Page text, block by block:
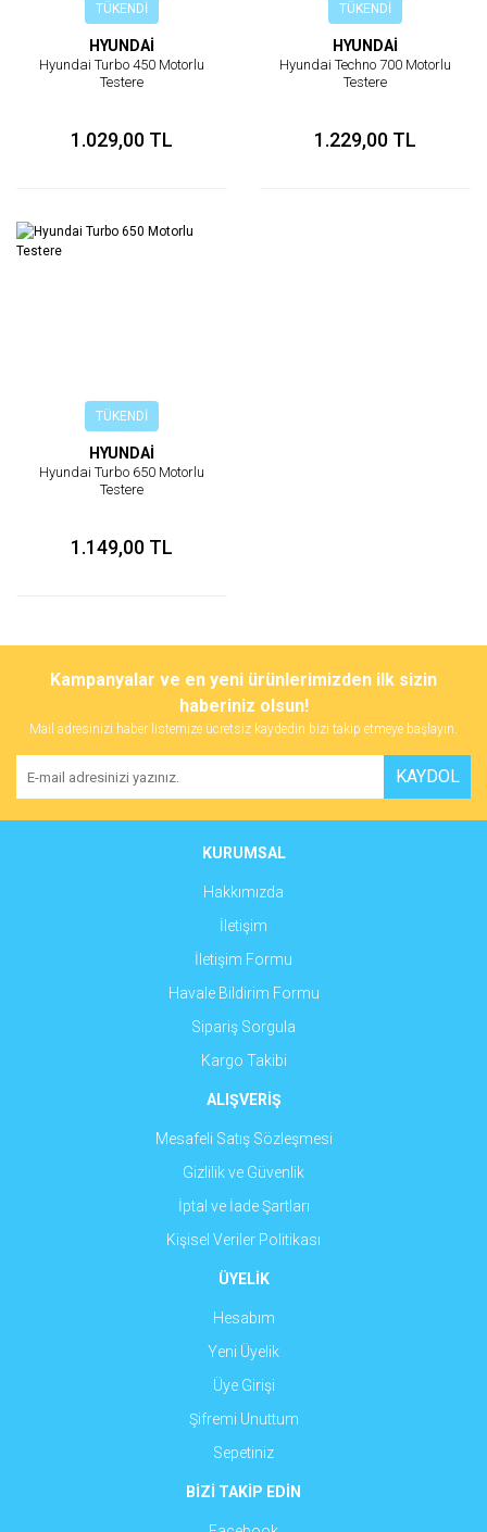
TÜKENDİ
HYUNDAİ
Hyundai Turbo 450 Motorlu
Testere
1.029,00 TL
TÜKENDİ
HYUNDAİ
Hyundai Techno 700 Motorlu
Testere
1.229,00 TL
TÜKENDİ
HYUNDAİ
Hyundai Turbo 650 Motorlu
Testere
1.149,00 TL
Kampanyalar ve en yeni ürünlerimizden ilk sizin
haberiniz olsun!
Mail adresinizi haber listemize ücretsiz kaydedin bizi takip etmeye başlayın.
KAYDOL
KURUMSAL
Hakkımızda
İletişim
İletişim Formu
Havale Bildirim Formu
Sipariş Sorgula
Kargo Takibi
ALIŞVERİŞ
Mesafeli Satış Sözleşmesi
Gizlilik ve Güvenlik
İptal ve İade Şartları
Kişisel Veriler Politikası
ÜYELİK
Hesabım
Yeni Üyelik
Üye Girişi
Şifremi Unuttum
Sepetiniz
BİZİ TAKİP EDİN